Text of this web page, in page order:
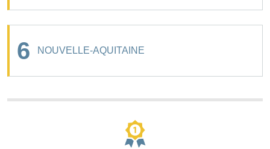
6 NOUVELLE-AQUITAINE